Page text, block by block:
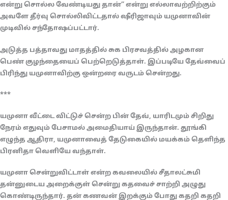
என்று சொல்ல வேண்டியது தான்” என்று எல்லாவற்றிற்கும்
அவளே தீர்வு சொல்லிவிட்டதால் ஷீரிஜாவும் யமுனாவின்
முடிவில் சந்தோஷப்பட்டார்.
அடுத்த பத்தாவது மாதத்தில் சுக பிரசவத்தில் அழகான
பெண் குழந்தையைப் பெற்றெடுத்தாள். இப்படியே தேவ்வைப்
பிரிந்து யமுனாவிற்கு ஒன்றரை வருடம் சென்றது.
***
யமுனா வீட்டை விட்டுச் சென்ற பின் தேவ், யாரிடமும் சிறிது
நேரம் எதுவும் பேசாமல் அமைதியாய் இருந்தான். தூங்கி
எழுந்த ஆதிரா, யமுனாவைத் தேடுகையில் மயக்கம் தெளிந்த
பிரனிதா வெளியே வந்தாள்.
யமுனா சென்றுவிட்டாள் என்ற கவலையில் சீதாலட்சுமி
தன்னுடைய அறைக்குள் சென்று கதவைச் சாற்றி அழுது
கொண்டிருந்தார். தன் கணவன் இறக்கும் போது கதறி கதறி